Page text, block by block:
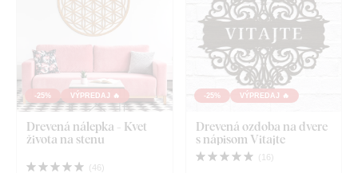
-25% VÝPREDAJ 🔥
Drevená nálepka - Kvet
života na stenu
( 46 )
-25% VÝPREDAJ 🔥
Drevená ozdoba na dvere
s nápisom Vitajte
( 16 )